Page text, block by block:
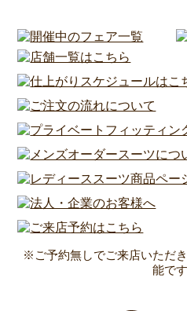
※ご予約無しでご来店いただ
能です